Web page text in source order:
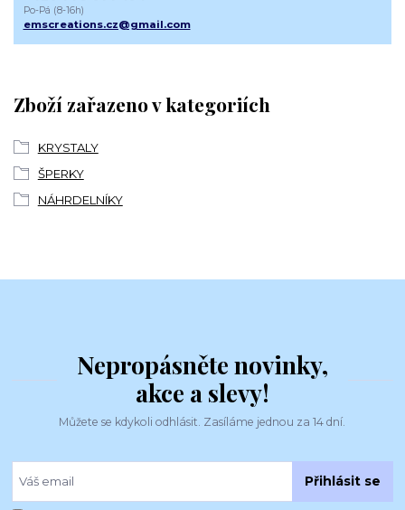
Zboží zařazeno v kategoriích
KRYSTALY
ŠPERKY
NÁHRDELNÍKY
Po-Pá (8-16h)
emscreations.cz@gmail.com
Nepropásněte novinky,
akce a slevy!
Můžete se kdykoli odhlásit. Zasíláme jednou za 14 dní.
Přihlásit se